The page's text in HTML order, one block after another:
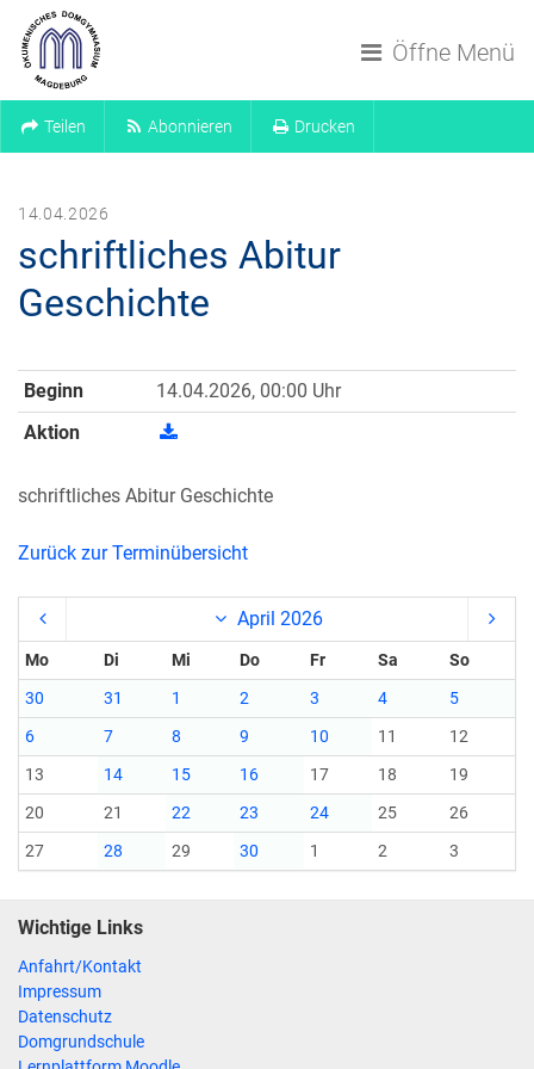
Öffne Menü
Teilen Abonnieren Drucken
14.04.2026
schriftliches Abitur
Geschichte
Beginn
14.04.2026, 00:00 Uhr
Aktion
schriftliches Abitur Geschichte
Zurück zur Terminübersicht
April 2026
Mo Di Mi Do Fr Sa
So
30
31 1 2 3 4
5
6
7 8 9 10 11
12
13
14 15 16 17 18
19
20
21 22 23 24 25
26
27
28 29 30 1 2 3
Wichtige Links
Anfahrt/Kontakt
Impressum
Datenschutz
Domgrundschule